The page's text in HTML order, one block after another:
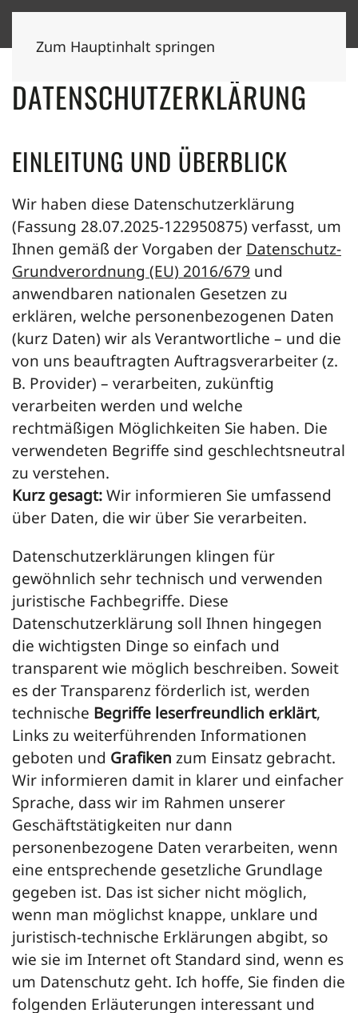
Zum Hauptinhalt springen
DATENSCHUTZERKLÄRUNG
EINLEITUNG UND ÜBERBLICK
Wir haben diese Datenschutzerklärung
(Fassung 28.07.2025-122950875) verfasst, um
Ihnen gemäß der Vorgaben der Datenschutz-
Grundverordnung (EU) 2016/679 und
anwendbaren nationalen Gesetzen zu
erklären, welche personenbezogenen Daten
(kurz Daten) wir als Verantwortliche – und die
von uns beauftragten Auftragsverarbeiter (z.
B. Provider) – verarbeiten, zukünftig
verarbeiten werden und welche
rechtmäßigen Möglichkeiten Sie haben. Die
verwendeten Begriffe sind geschlechtsneutral
zu verstehen.
Kurz gesagt:Wir informieren Sie umfassend
über Daten, die wir über Sie verarbeiten.
Datenschutzerklärungen klingen für
gewöhnlich sehr technisch und verwenden
juristische Fachbegriffe. Diese
Datenschutzerklärung soll Ihnen hingegen
die wichtigsten Dinge so einfach und
transparent wie möglich beschreiben. Soweit
es der Transparenz förderlich ist, werden
technische Begriffe leserfreundlich erklärt,
Links zu weiterführenden Informationen
geboten und Grafiken zum Einsatz gebracht.
Wir informieren damit in klarer und einfacher
Sprache, dass wir im Rahmen unserer
Geschäftstätigkeiten nur dann
personenbezogene Daten verarbeiten, wenn
eine entsprechende gesetzliche Grundlage
gegeben ist. Das ist sicher nicht möglich,
wenn man möglichst knappe, unklare und
juristisch-technische Erklärungen abgibt, so
wie sie im Internet oft Standard sind, wenn es
um Datenschutz geht. Ich hoffe, Sie finden die
folgenden Erläuterungen interessant und